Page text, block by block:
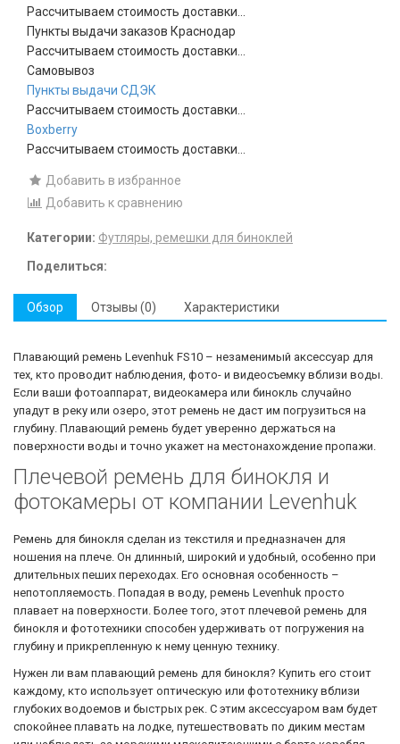
Рассчитываем стоимость доставки...
Пункты выдачи заказов Краснодар
Рассчитываем стоимость доставки...
Самовывоз
Пункты выдачи СДЭК
Рассчитываем стоимость доставки...
Boxberry
Рассчитываем стоимость доставки...
Добавить в избранное
Добавить к сравнению
Категории: Футляры, ремешки для биноклей
Поделиться:
Обзор Отзывы (0) Характеристики
Плавающий ремень Levenhuk FS10 – незаменимый аксессуар для
тех, кто проводит наблюдения, фото- и видеосъемку вблизи воды.
Если ваши фотоаппарат, видеокамера или бинокль случайно
упадут в реку или озеро, этот ремень не даст им погрузиться на
глубину. Плавающий ремень будет уверенно держаться на
поверхности воды и точно укажет на местонахождение пропажи.
Плечевой ремень для бинокля и
фотокамеры от компании Levenhuk
Ремень для бинокля сделан из текстиля и предназначен для
ношения на плече. Он длинный, широкий и удобный, особенно при
длительных пеших переходах. Его основная особенность –
непотопляемость. Попадая в воду, ремень Levenhuk просто
плавает на поверхности. Более того, этот плечевой ремень для
бинокля и фототехники способен удерживать от погружения на
глубину и прикрепленную к нему ценную технику.
Нужен ли вам плавающий ремень для бинокля? Купить его стоит
каждому, кто использует оптическую или фототехнику вблизи
глубоких водоемов и быстрых рек. С этим аксессуаром вам будет
спокойнее плавать на лодке, путешествовать по диким местам